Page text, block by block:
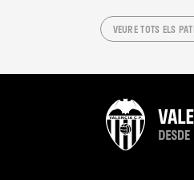
VEURE TOTS ELS